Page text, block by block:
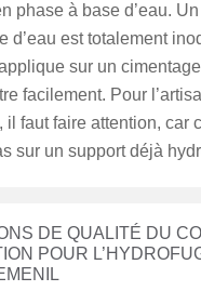
phase à base d’eau.
d’eau est totalement
sur un
facilement. Pour
il faut faire attention, car
sur un support déjà
DE QUALITÉ DU
POUR